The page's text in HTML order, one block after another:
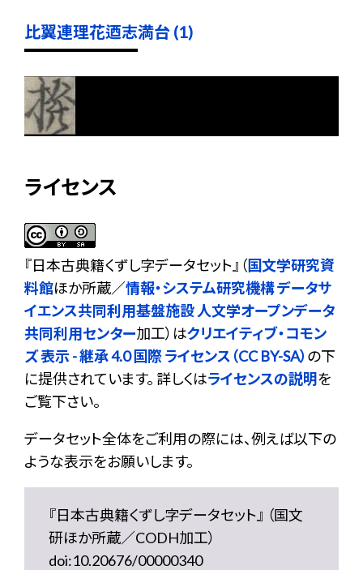
比翼連理花迺志満台 (1)
ライセンス
『日本古典籍くずし字データセット 』（国文学研究資
料館ほか所蔵／情報・システム研究機構 データサ
イエンス共同利用基盤施設 人文学オープンデータ
共同利用センター加工）はクリエイティブ・コモン
ズ 表示 - 継承 4.0 国際 ライセンス（CC BY-SA） の下
に提供されています。 詳しくはライセンスの説明を
ご覧下さい。
データセット全体をご利用の際には、例えば以下の
ような表示をお願いします。
『日本古典籍くずし字データセット』 （国文
研ほか所蔵／CODH加工）
doi:10.20676/00000340